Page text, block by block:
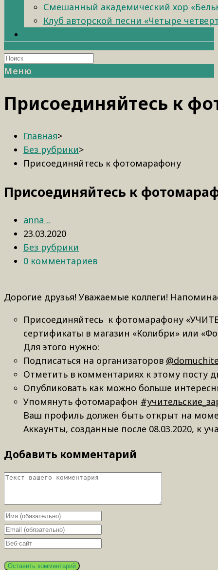
Смешанный академический хор
Клуб авторской песни «Четыре
Меню
Присоединяйтесь к
Главная>
Без рубрики>
Присоединяйтесь к фотомарафону
Присоединяйтесь к
anna ..
23.03.2020
Без рубрики
0 комментариев
Дорогие друзья! Уважаемые коллеги!
Присоединяйтесь к фотомарафону
сертификаты в магазин «Колибри» или
Для этого нужно:
Подписаться на организаторов
Отметить в комментариях к этому посту
Опубликовать как можно больше
Упомянуть фотомарафон
Ваш профиль должен быть открыт на
Аккаунты, созданные после 08.03.2020, к
Добавить комментарий